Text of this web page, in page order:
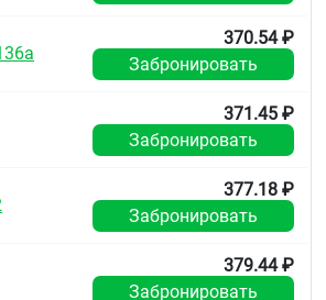
дозы.
чувствительности к
входящему в состав
появляются новые, следует
с врачом.
сахарозу, что необходимо
страдающим сахарным
370.54 ₽
Забронировать
371.45 ₽
Забронировать
377.18 ₽
Забронировать
379.44 ₽
Забронировать